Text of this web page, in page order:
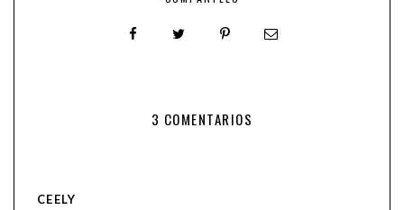
3 COMENTARIOS
CEELY